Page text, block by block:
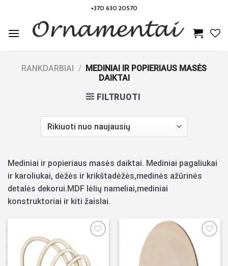
content
+370 630 20570
RANKDARBIAI / MEDINIAI IR POPIERIAUS MASĖS
DAIKTAI
FILTRUOTI
Mediniai ir popieriaus masės daiktai. Mediniai pagaliukai
ir karoliukai, dėžės ir krikštadėžės,medinės ažūrinės
detalės dekorui.MDF lėlių nameliai,mediniai
konstruktoriai ir kiti žaislai.
Noriu!